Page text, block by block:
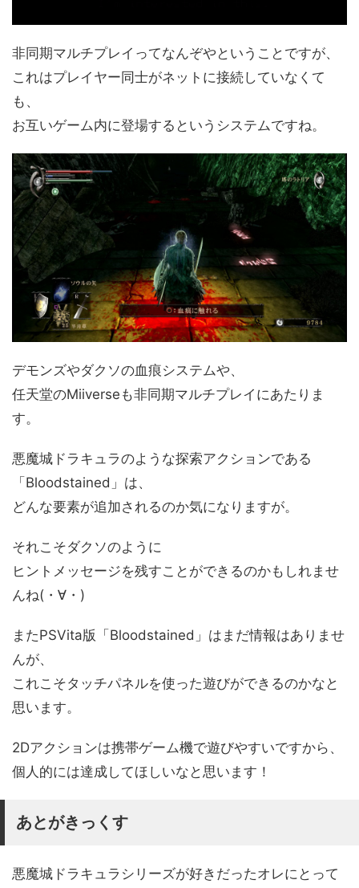
非同期マルチプレイってなんぞやということですが、
これはプレイヤー同士がネットに接続していなくて
も、
お互いゲーム内に登場するというシステムですね。
デモンズやダクソの血痕システムや、
任天堂のMiiverseも非同期マルチプレイにあたりま
す。
悪魔城ドラキュラのような探索アクションである
「Bloodstained」は、
どんな要素が追加されるのか気になりますが。
それこそダクソのように
ヒントメッセージを残すことができるのかもしれませ
んね(・∀・)
またPSVita版「Bloodstained」はまだ情報はありませ
んが、
これこそタッチパネルを使った遊びができるのかなと
思います。
2Dアクションは携帯ゲーム機で遊びやすいですから、
個人的には達成してほしいなと思います！
あとがきっくす
悪魔城ドラキュラシリーズが好きだったオレにとって